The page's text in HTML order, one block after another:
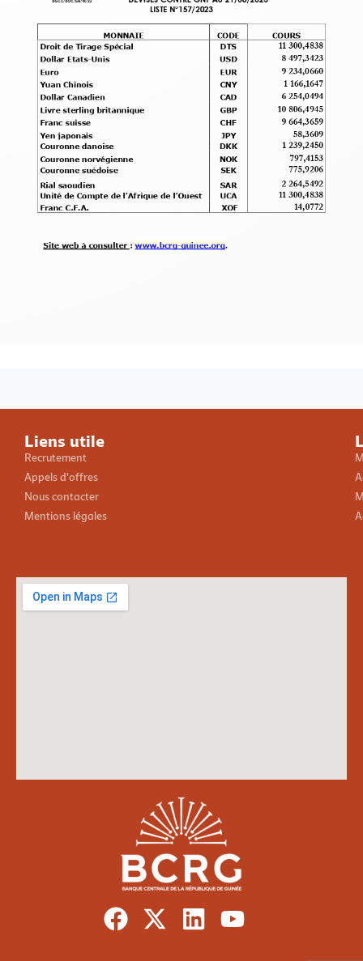
Liens utile
Recrutement
Appels d'offres
Nous contacter
Mentions légales